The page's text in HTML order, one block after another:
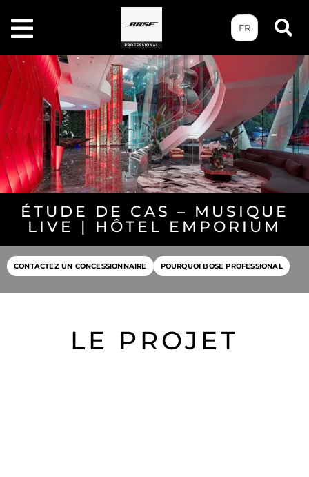
FR
ÉTUDE DE CAS – MUSIQUE
LIVE | HÔTEL EMPORIUM
CONTACTEZ UN CONCESSIONNAIRE POURQUOI BOSE PROFESSIONAL
LE PROJET